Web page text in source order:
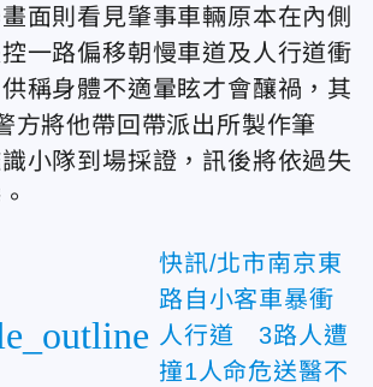
面則看見肇事車輛原本在內側
一路偏移朝慢車道及人行道衝
稱身體不適暈眩才會釀禍，其
方將他帶回帶派出所製作筆
小隊到場採證，訊後將依過失
快訊/北市南京東
路自小客車暴衝
人行道 3路人遭
撞1人命危送醫不